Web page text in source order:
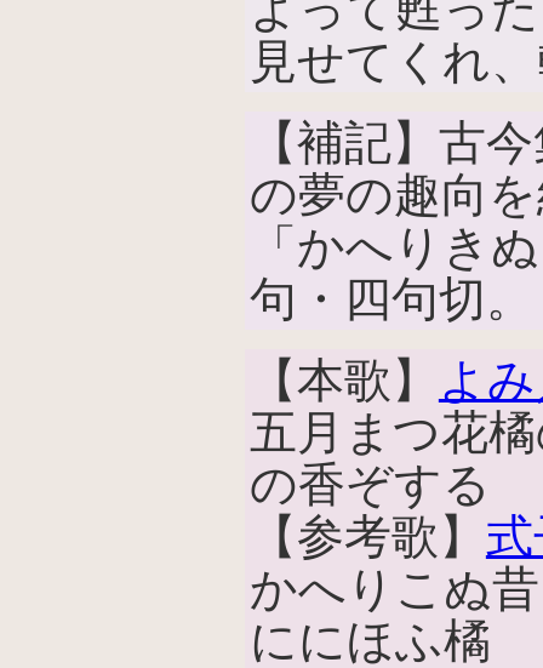
見せてくれ
【補記】古
の夢の趣向
「かへりき
句・四句切。
【本歌】
よ
五月まつ花
の香ぞする
【参考歌】
かへりこぬ
ににほふ橘